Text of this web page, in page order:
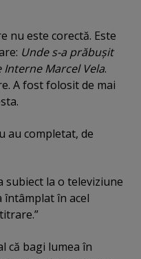
nu este corectă. Este
Unde s-a prăbuşit
Marcel Vela.
A fost folosit de mai
au completat, de
subiect la o televiziune
întâmplat în acel
că bagi lumea în